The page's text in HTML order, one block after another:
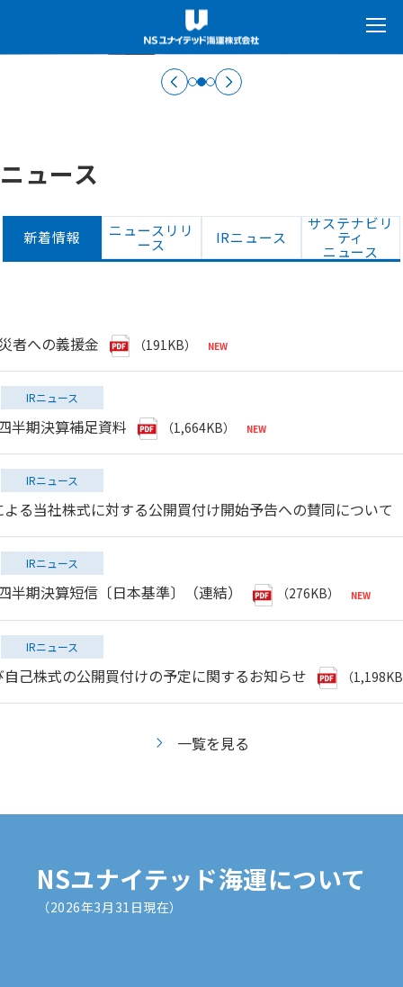
ニュース
新着情報 ニュースリリ
ース IRニュース
サステナビリ
ティ
ニュース
者への義援金 （191KB）
IRニュース
半期決算補足資料 （1,664KB）
IRニュース
る当社株式に対する公開買付け開始予告への賛同について
IRニュース
半期決算短信〔日本基準〕（連結） （276KB）
IRニュース
己株式の公開買付けの予定に関するお知らせ （
一覧を見る
NSユナイテッド海運について
（2026年3月31日現在）